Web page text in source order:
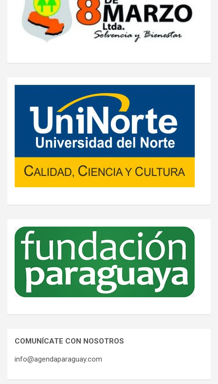
COMUNÍCATE CON NOSOTROS
info@agendaparaguay.com